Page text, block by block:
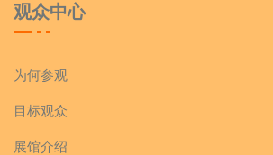
观众中心
为何参观
目标观众
展馆介绍